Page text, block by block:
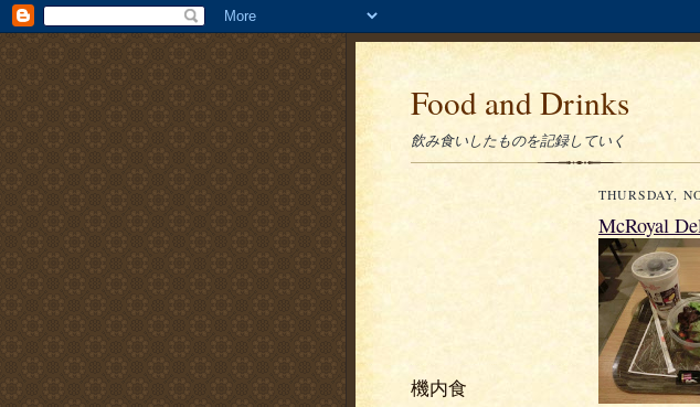
Food and Drinks
飲み食いしたものを記録していく
機内食
THURSDAY,
McRoyal